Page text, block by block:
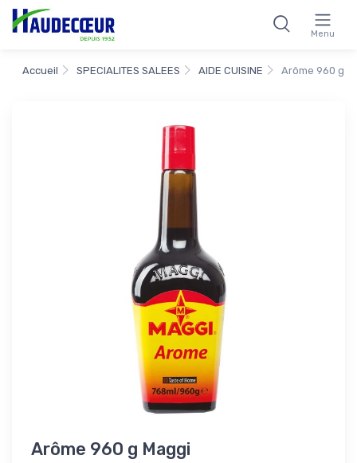
Menu
Accueil SPECIALITES SALEES AIDE CUISINE Arôme 960 g
Arôme 960 g Maggi